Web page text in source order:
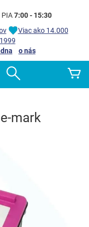
PIA7:00 - 15:30
Viac ako 14.000
o nás
mark